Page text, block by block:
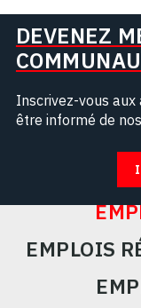
DEVENEZ
Inscrivez-vous
être informé de
EMPLOIS